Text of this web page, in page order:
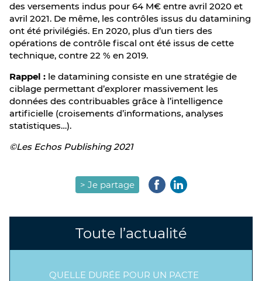
des versements indus pour 64 M€ entre avril 2020 et
avril 2021. De même, les contrôles issus du datamining
ont été privilégiés. En 2020, plus d’un tiers des
opérations de contrôle fiscal ont été issus de cette
technique, contre 22 % en 2019.
Rappel : le datamining consiste en une stratégie de
ciblage permettant d’explorer massivement les
données des contribuables grâce à l’intelligence
artificielle (croisements d’informations, analyses
statistiques…).
©Les Echos Publishing 2021
> Je partage
Toute l’actualité
QUELLE DURÉE POUR UN PACTE